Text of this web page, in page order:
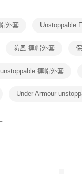
AFTEE先享後付 」之結帳
需取消欲退款等相關疑問，
股份有限公司提供之「
份有限公司。
請事先徵得法定代理人或監護
後付」時，將依據個別帳號
外套 Unstoppable
防風 連帽外套
unstoppable 連帽外套
Under Armour